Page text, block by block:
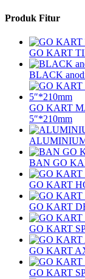
Produk Fitur
GO KART
BLACK
GO KART
5″*210mm
BAN GO
GO KART
GO KART
GO KART
GO KART
GO KART